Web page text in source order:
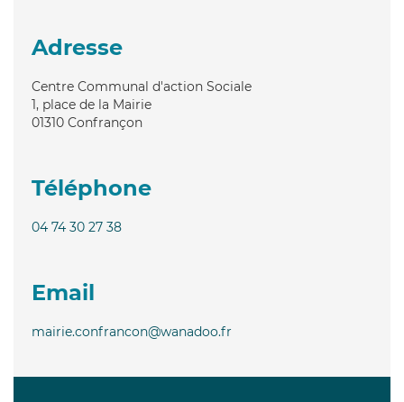
Adresse
Centre Communal d'action Sociale
1, place de la Mairie
01310 Confrançon
Téléphone
04 74 30 27 38
Email
mairie.confrancon@wanadoo.fr